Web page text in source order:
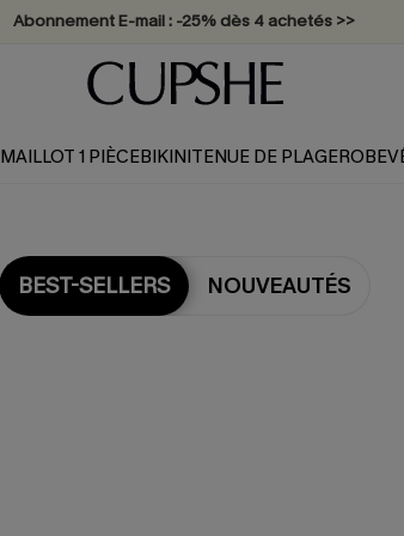
Abonnement E-mail : -25% dès 4 achetés >>
MAILLOT 1 PIÈCEBIKINITENUE DE PLAGEROBE
BEST-SELLERS NOUVEAUTÉS